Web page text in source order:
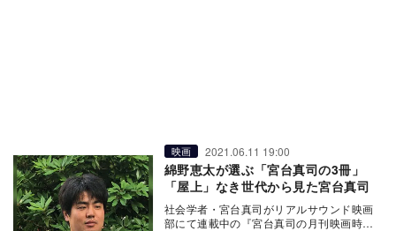
映画 2021.06.11 19:00
綿野恵太が選ぶ「宮台真司の3冊」
「屋上」なき世代から見た宮台真司
社会学者・宮台真司がリアルサウンド映画
部にて連載中の『宮台真司の月刊映画時